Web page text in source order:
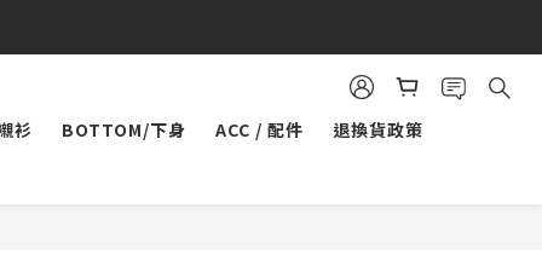
衫 BOTTOM/下身 ACC / 配件 退換貨政策